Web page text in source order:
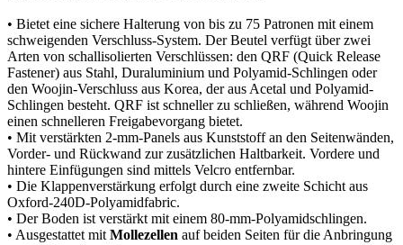
• Bietet eine sichere Halterung von bis zu 75 Patronen mit einem
schweigenden Verschluss-System. Der Beutel verfügt über zwei
Arten von schallisolierten Verschlüssen: den QRF (Quick Release
Fastener) aus Stahl, Duraluminium und Polyamid-Schlingen oder
den Woojin-Verschluss aus Korea, der aus Acetal und Polyamid-
Schlingen besteht. QRF ist schneller zu schließen, während Woojin
einen schnelleren Freigabevorgang bietet.
• Mit verstärkten 2-mm-Panels aus Kunststoff an den Seitenwänden,
Vorder- und Rückwand zur zusätzlichen Haltbarkeit. Vordere und
hintere Einfügungen sind mittels Velcro entfernbar.
• Die Klappenverstärkung erfolgt durch eine zweite Schicht aus
Oxford-240D-Polyamidfabric.
• Der Boden ist verstärkt mit einem 80-mm-Polyamidschlingen.
• Ausgestattet mit Mollezellen auf beiden Seiten für die Anbringung